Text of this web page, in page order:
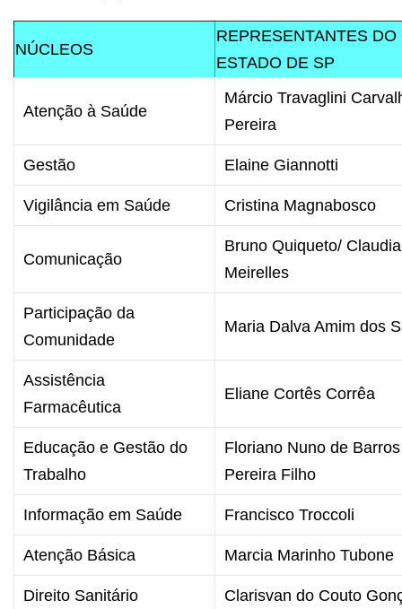
NÚCLEOS
REPRESENTANTES DO
ESTADO DE SP
Atenção à Saúde
Márcio Travaglini
Pereira
Gestão Elaine Giannotti
Vigilância em Saúde Cristina Magnabosco
Comunicação
Bruno Quiqueto/ Claudia
Meirelles
Participação da
Comunidade
Maria Dalva Amim dos
Assistência
Farmacêutica
Eliane Cortês Corrêa
Educação e Gestão do
Trabalho
Floriano Nuno de Barros
Pereira Filho
Informação em Saúde Francisco Troccoli
Atenção Básica Marcia Marinho Tubone
Direito Sanitário Clarisvan do Couto